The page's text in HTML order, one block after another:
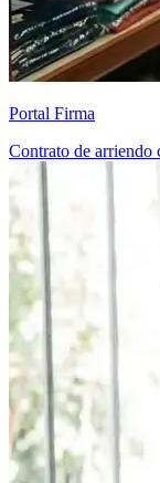
Portal Firma
Contrato de arriendo